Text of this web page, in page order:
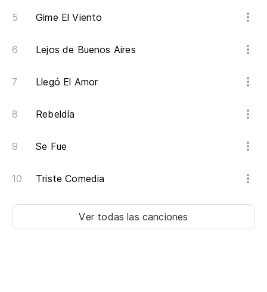
Gime El Viento
Lejos de Buenos Aires
Llegó El Amor
Rebeldía
Se Fue
Triste Comedia
Ver todas las canciones